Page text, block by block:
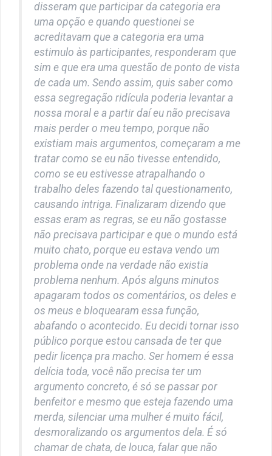
disseram que participar da categoria era
uma opção e quando questionei se
acreditavam que a categoria era uma
estimulo às participantes, responderam que
sim e que era uma questão de ponto de vista
de cada um. Sendo assim, quis saber como
essa segregação ridícula poderia levantar a
nossa moral e a partir daí eu não precisava
mais perder o meu tempo, porque não
existiam mais argumentos, começaram a me
tratar como se eu não tivesse entendido,
como se eu estivesse atrapalhando o
trabalho deles fazendo tal questionamento,
causando intriga. Finalizaram dizendo que
essas eram as regras, se eu não gostasse
não precisava participar e que o mundo está
muito chato, porque eu estava vendo um
problema onde na verdade não existia
problema nenhum. Após alguns minutos
apagaram todos os comentários, os deles e
os meus e bloquearam essa função,
abafando o acontecido. Eu decidi tornar isso
público porque estou cansada de ter que
pedir licença pra macho. Ser homem é essa
delícia toda, você não precisa ter um
argumento concreto, é só se passar por
benfeitor e mesmo que esteja fazendo uma
merda, silenciar uma mulher é muito fácil,
desmoralizando os argumentos dela. É só
chamar de chata, de louca, falar que não